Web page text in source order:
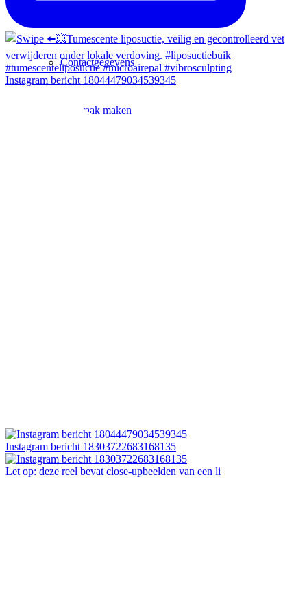
Contactgegevens
Afspraak maken
Instagram bericht 18044479034539345
Instagram bericht 18303722683168135
Let op: deze reel bevat close-upbeelden van een li